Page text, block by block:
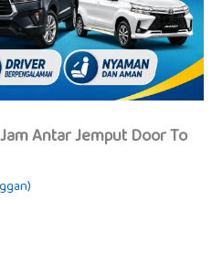
Antar Jemput Door To